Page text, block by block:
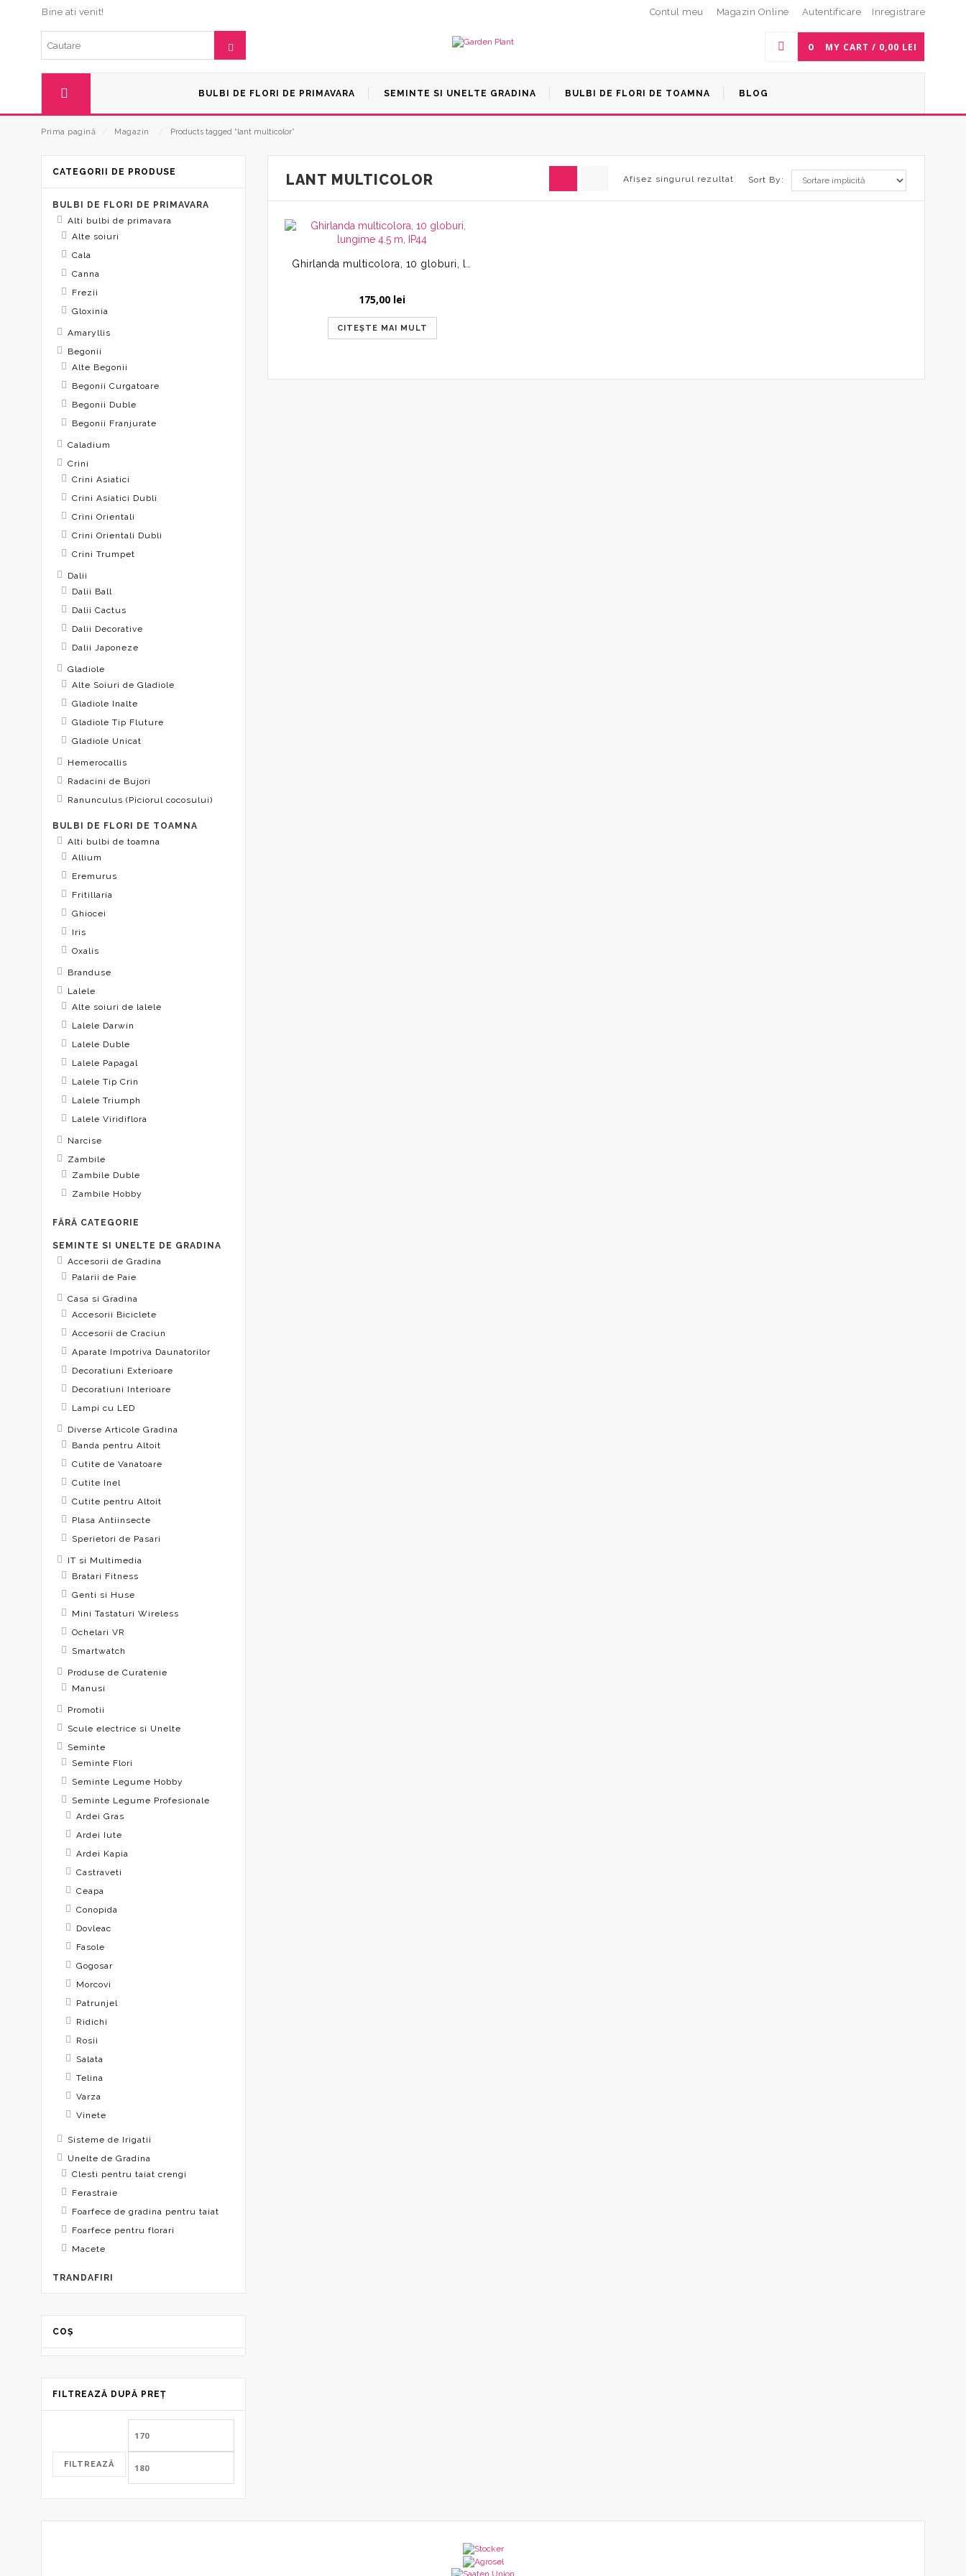
Bine ati venit! Contul meu Magazin Online Autentificare Inregistrare
0 MY CART / 0,00 LEI
BULBI DE FLORI DE PRIMAVARA SEMINTE SI UNELTE GRADINA BULBI DE FLORI DE TOAMNA BLOG
Prima pagină Magazin Products tagged “lant multicolor”
LANT MULTICOLOR Afișez singurul rezultat Sort By:
175,00 lei
CITEȘTE MAI MULT
CATEGORII DE PRODUSE
BULBI DE FLORI DE PRIMAVARA
Alti bulbi de primavara
Alte soiuri
Cala
Canna
Frezii
Gloxinia
Amaryllis
Begonii
Alte Begonii
Begonii Curgatoare
Begonii Duble
Begonii Franjurate
Caladium
Crini
Crini Asiatici
Crini Asiatici Dubli
Crini Orientali
Crini Orientali Dubli
Crini Trumpet
Dalii
Dalii Ball
Dalii Cactus
Dalii Decorative
Dalii Japoneze
Gladiole
Alte Soiuri de Gladiole
Gladiole Inalte
Gladiole Tip Fluture
Gladiole Unicat
Hemerocallis
Radacini de Bujori
Ranunculus (Piciorul cocosului)
BULBI DE FLORI DE TOAMNA
Alti bulbi de toamna
Allium
Eremurus
Fritillaria
Ghiocei
Iris
Oxalis
Branduse
Lalele
Alte soiuri de lalele
Lalele Darwin
Lalele Duble
Lalele Papagal
Lalele Tip Crin
Lalele Triumph
Lalele Viridiflora
Narcise
Zambile
Zambile Duble
Zambile Hobby
FĂRĂ CATEGORIE
SEMINTE SI UNELTE DE GRADINA
Accesorii de Gradina
Palarii de Paie
Casa si Gradina
Accesorii Biciclete
Accesorii de Craciun
Aparate Impotriva Daunatorilor
Decoratiuni Exterioare
Decoratiuni Interioare
Lampi cu LED
Diverse Articole Gradina
Banda pentru Altoit
Cutite de Vanatoare
Cutite Inel
Cutite pentru Altoit
Plasa Antiinsecte
Sperietori de Pasari
IT si Multimedia
Bratari Fitness
Genti si Huse
Mini Tastaturi Wireless
Ochelari VR
Smartwatch
Produse de Curatenie
Manusi
Promotii
Scule electrice si Unelte
Seminte
Seminte Flori
Seminte Legume Hobby
Seminte Legume Profesionale
Ardei Gras
Ardei Iute
Ardei Kapia
Castraveti
Ceapa
Conopida
Dovleac
Fasole
Gogosar
Morcovi
Patrunjel
Ridichi
Rosii
Salata
Telina
Varza
Vinete
Sisteme de Irigatii
Unelte de Gradina
Clesti pentru taiat crengi
Ferastraie
Foarfece de gradina pentru taiat
Foarfece pentru florari
Macete
TRANDAFIRI
COȘ
FILTREAZĂ DUPĂ PREȚ
FILTREAZĂ